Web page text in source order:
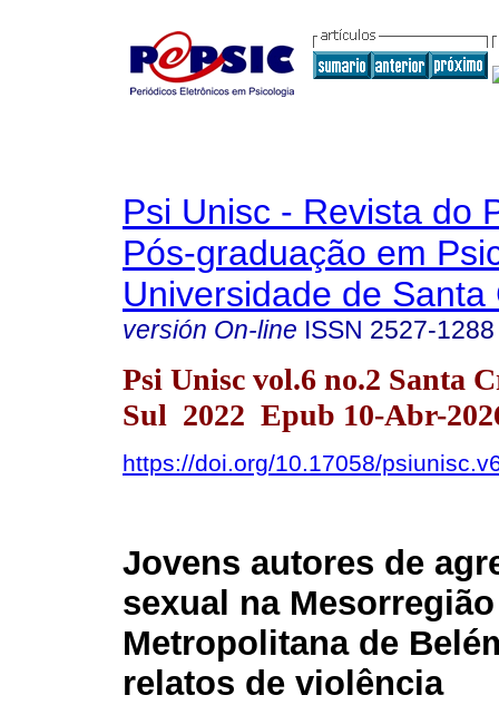
Psi Unisc - Revista do
Pós-graduação em
Universidade de Santa
versión On-line ISSN 2527-1288
Psi Unisc vol.6 no.2 Santa
Sul 2022 Epub 10-Abr-
https://doi.org/10.17058/
Jovens autores de
sexual na Mesorregião
Metropolitana de
relatos de violência